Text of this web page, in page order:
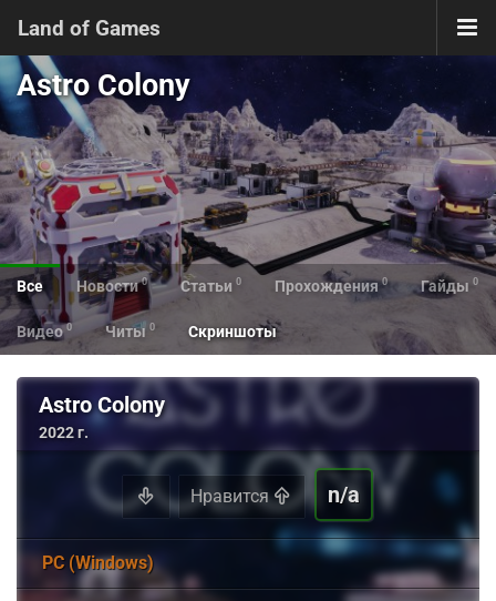
Land of Games
Astro Colony
Все Новости 0 Статьи 0 Прохождения 0 Гайды 0
Видео 0 Читы 0 Скриншоты
Astro Colony
2022 г.
Нравится n/a
PC (Windows)